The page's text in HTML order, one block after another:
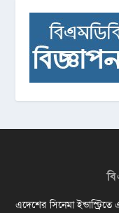
এদেশের সিনেমা